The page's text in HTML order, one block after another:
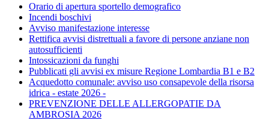
Orario di apertura sportello demografico
Incendi boschivi
Avviso manifestazione interesse
Rettifica avvisi distrettuali a favore di persone anziane non
autosufficienti
Intossicazioni da funghi
Pubblicati gli avvisi ex misure Regione Lombardia B1 e B2
Acquedotto comunale: avviso uso consapevole della risorsa
idrica - estate 2026 -
PREVENZIONE DELLE ALLERGOPATIE DA
AMBROSIA 2026